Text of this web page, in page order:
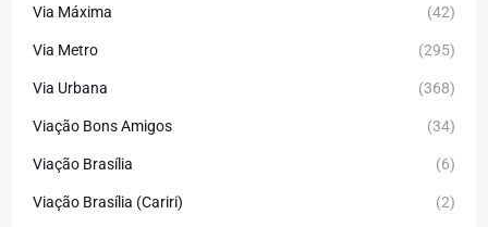
Via Máxima (42)
Via Metro (295)
Via Urbana (368)
Viação Bons Amigos (34)
Viação Brasília (6)
Viação Brasília (Cariri) (2)